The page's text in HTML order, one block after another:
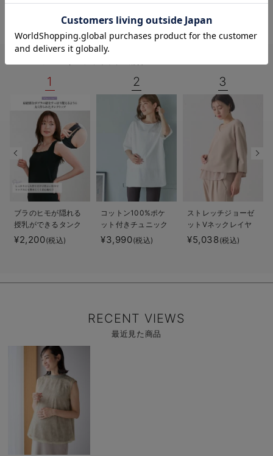
レビュー投稿がありません。
1
ブラのヒモが隠れる
授乳ができるタンク
トップ 抗菌防臭
綿混モダール
¥2,200(税込)
2
コットン100%ポケ
ット付きチュニック
トップス マタニテ
ィ・授乳服【出産後
¥3,990(税込)
3
ストレッチジョーゼ
ットVネックレイヤ
ードトップス マタ
ニティ・授乳服【出
¥5,038(税込)
RECENT VIEWS
最近見た商品
お気に入り商品を確認する